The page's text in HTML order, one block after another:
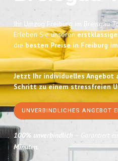
Ihr Umzug Freiburg im Breisgau
Erleben Sie unseren
die besten Preise in Freiburg
Jetzt Ihr individuelles Angebot
Schritt zu einem stressfreien
UNVERBINDLICHES ANGEBOT
100% unverbindlich – Garantiert
Minuten.